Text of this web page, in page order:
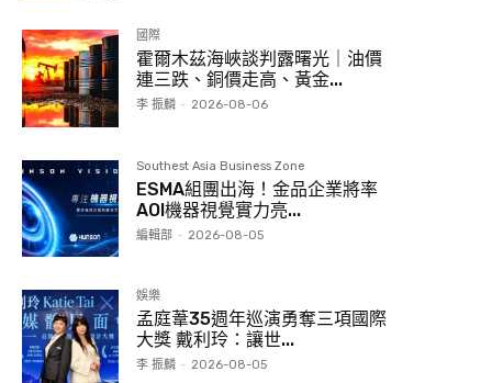
國際
霍爾木茲海峽談判露曙光｜油價
連三跌、銅價走高、黃金...
李 振麟 - 2026-08-06
Southest Asia Business Zone
ESMA組團出海！金品企業將率
AOI機器視覺實力亮...
編輯部 - 2026-08-05
娛樂
孟庭葦35週年巡演勇奪三項國際
大獎 戴利玲：讓世...
李 振麟 - 2026-08-05